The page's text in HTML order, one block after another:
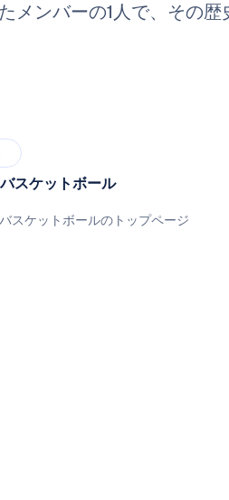
メンバーの1人で、その
バスケットボール
バスケットボールのトップページ